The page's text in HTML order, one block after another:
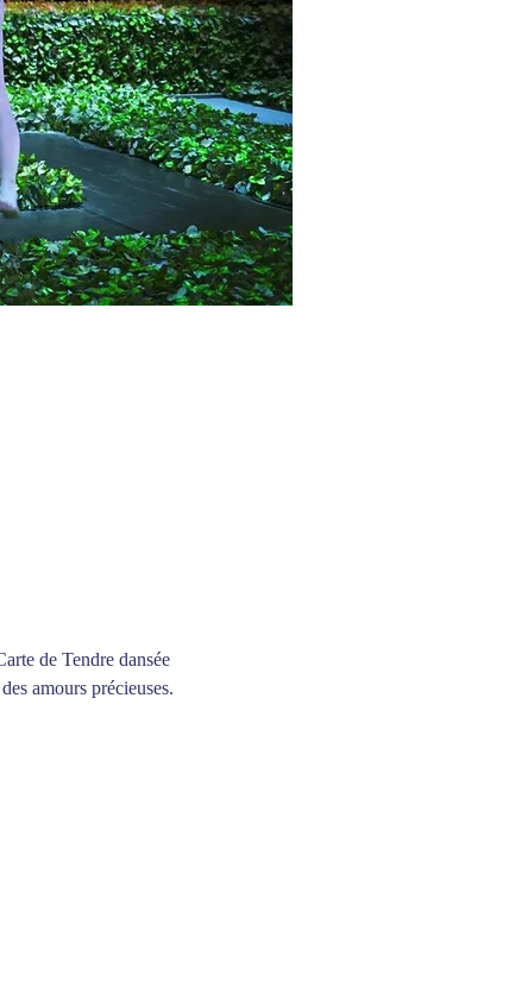
de Tendre dansée
amours précieuses.